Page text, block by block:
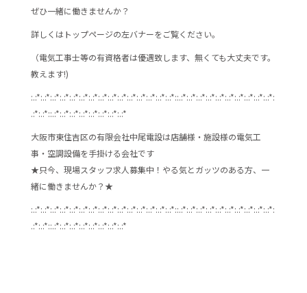
ぜひ一緒に働きませんか？
詳しくはトップページの左バナーをご覧ください。
（電気工事士等の有資格者は優遇致します、無くても大丈夫です。
教えます!)
:.:*:.:*:.:*:.:*:.:*:.:*:.:*:.:*:.:*:.:*:.:*:.:*:.:*:.:*:.:*::.:*:.:*:.:*:.:*:.:*:.:*:.:*:.:*:.:*:.:*:
.:*:.:*::.:*:.:*:.:*:.:*:.:*:.:*:.:*:.:*
大阪市東住吉区の有限会社中尾電設は店舗様・施設様の電気工
事・空調設備を手掛ける会社です
★只今、現場スタッフ求人募集中！やる気とガッツのある方、一
緒に働きませんか？★
:.:*:.:*:.:*:.:*:.:*:.:*:.:*:.:*:.:*:.:*:.:*:.:*:.:*:.:*:.:*::.:*:.:*:.:*:.:*:.:*:.:*:.:*:.:*:.:*:.:*:
.:*:.:*::.:*:.:*:.:*:.:*:.:*:.:*:.:*:.:*